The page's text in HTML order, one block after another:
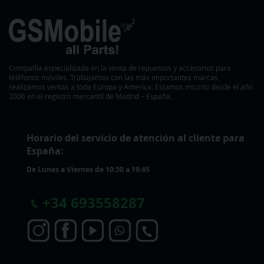
Compañía especializada en la venta de repuestos y accesorios para
teléfonos móviles. Trabajamos con las más importantes marcas,
realizamos ventas a toda Europa y America. Estamos inscrito desde el año
2006 en el registro mercantil de Madrid – España.
Horario del servicio de atención al cliente para
España:
De Lunes a Viernes de 10:30 a 19:45
+34 693558287